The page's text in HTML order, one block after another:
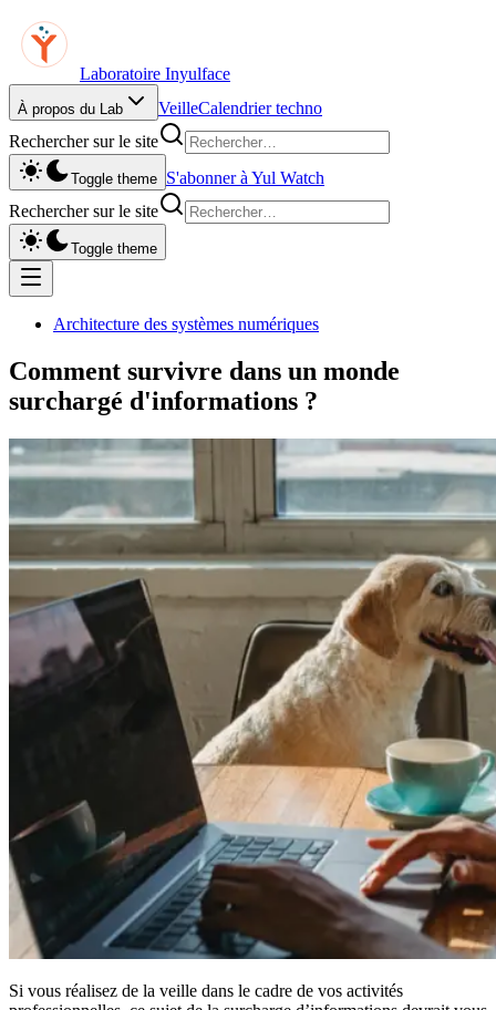
Laboratoire Inyulface
À propos du Lab VeilleCalendrier techno
Rechercher sur le site
Toggle theme S'abonner à Yul Watch
Rechercher sur le site
Toggle theme
Architecture des systèmes numériques
Comment survivre dans un monde
surchargé d'informations ?
Si vous réalisez de la veille dans le cadre de vos activités